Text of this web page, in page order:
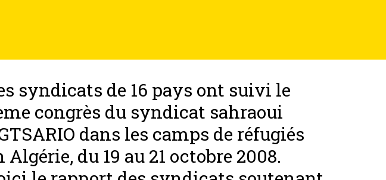
syndicats de 16 pays ont suivi le
congrès du syndicat sahraoui
dans les camps de réfugiés
Algérie, du 19 au 21 octobre 2008.